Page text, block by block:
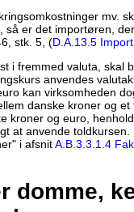
mv.
så er det importøren,
stk. 5, (D.A.13.5
i fremmed valuta, skal
anvendes
kan virksomheden
danske kroner og
kroner og euro,
at anvende
i afsnitA.B.3.3.1.4
domme,